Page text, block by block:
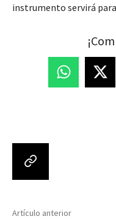
instrumento servirá
Artículo anterior